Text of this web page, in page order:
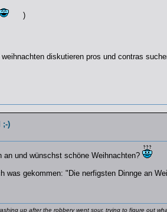
)
diskutieren pros und contras
;-)
und wünschst schöne Weihnachten?
was gekommen: "Die nerfigsten Dinnge an
up after the robbery went sour, trying to figure out